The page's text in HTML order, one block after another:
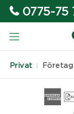
0775-75
Privat Företag